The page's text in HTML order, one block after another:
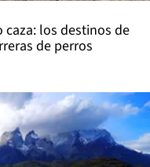
los destinos de
de perros